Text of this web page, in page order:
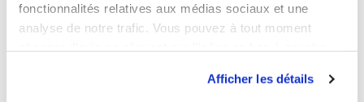
fonctionnalités relatives aux médias sociaux et une
analyse de notre trafic. Vous pouvez à tout moment
Afficher les détails